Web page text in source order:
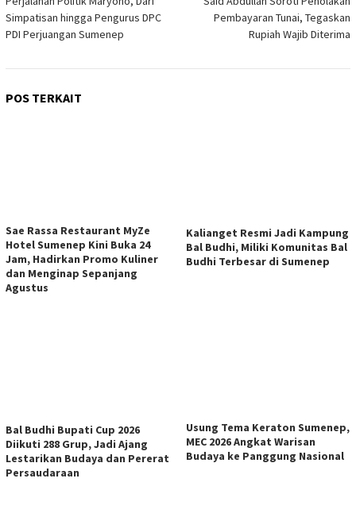
pos
Simpatisan hingga Pengurus DPC
PDI Perjuangan Sumenep
Pembayaran Tunai, Tegaskan
Rupiah Wajib Diterima
POS TERKAIT
Sae Rassa Restaurant MyZe
Hotel Sumenep Kini Buka 24
Jam, Hadirkan Promo Kuliner
dan Menginap Sepanjang
Agustus
Kalianget Resmi Jadi Kampung
Bal Budhi, Miliki Komunitas Bal
Budhi Terbesar di Sumenep
Bal Budhi Bupati Cup 2026
Diikuti 288 Grup, Jadi Ajang
Lestarikan Budaya dan Pererat
Persaudaraan
Usung Tema Keraton Sumenep,
MEC 2026 Angkat Warisan
Budaya ke Panggung Nasional